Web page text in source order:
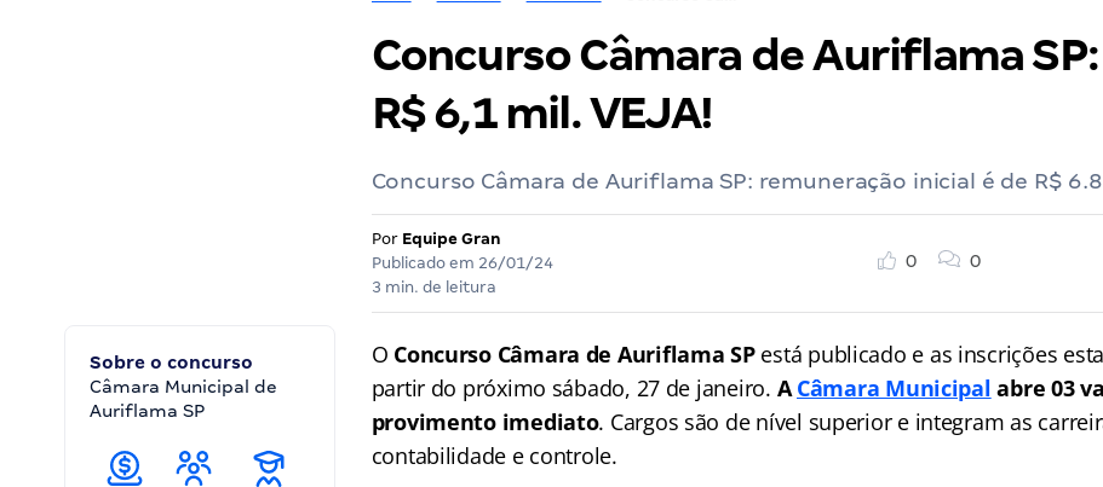
Concurso Câmara de Auriflama SP:
R$ 6,1 mil. VEJA!
Concurso Câmara de Auriflama SP: remuneração inicial é de R$
Por Equipe Gran
Publicado em 26/01/24
3 min. de leitura
0 0
Sobre o concurso
Câmara Municipal de
Auriflama SP
O Concurso Câmara de Auriflama SPestá publicado e as inscrições
partir do próximo sábado, 27 de janeiro. ACâmara Municipal abre 03
provimento imediato. Cargos são de nível superior e integram as
contabilidade e controle.